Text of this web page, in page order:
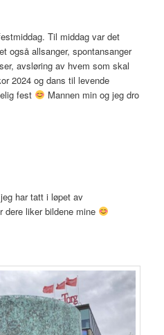
Til middag var det
også allsanger, spontansanger
avsløring av hvem som skal
2024 og dans til levende
fest
Mannen min og jeg dro
har tatt i løpet av
dere liker bildene mine